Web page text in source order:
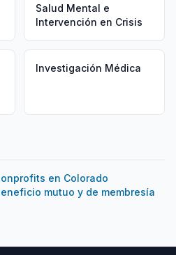
Salud Mental e
Intervención en Crisis
Investigación Médica
en Colorado
mutuo y de membresía